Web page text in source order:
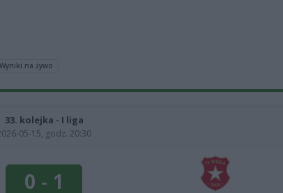
Wyniki na żywo
33. kolejka - I liga
05-15, godz. 20:30
0 - 1